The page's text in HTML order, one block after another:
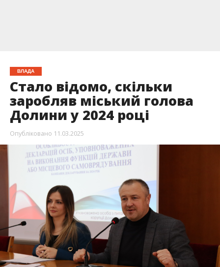
ВЛАДА
Стало відомо, скільки
заробляв міський голова
Долини у 2024 році
Опубліковано 11.03.2025